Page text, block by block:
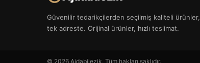
Güvenilir tedarikçilerden seçilmiş kaliteli ürünler,
tek adreste. Orijinal ürünler, hızlı teslimat.
© 2026 Ajdabilezik. Tüm hakları saklıdır.